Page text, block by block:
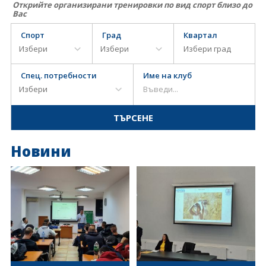
Открийте организирани тренировки по вид спорт близо до
Вас
Спорт
Град Квартал
Спец. потребности Име на клуб
Новини